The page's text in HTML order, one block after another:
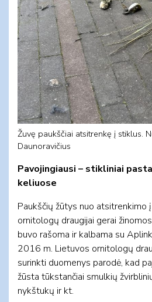
Žuvę paukščiai atsitrenkę į stiklus.
Daunoravičius
Pavojingiausi – stikliniai
keliuose
Paukščių žūtys nuo atsitrenkimo
ornitologų draugijai gerai
buvo rašoma ir kalbama su
2016 m. Lietuvos ornitologų
surinkti duomenys parodė, kad
žūsta tūkstančiai smulkių
nykštukų ir kt.